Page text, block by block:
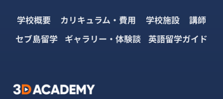
学校概要 カリキュラム・費用 学校施設
講師
セブ島留学 ギャラリー・体験談 英語留学ガイド